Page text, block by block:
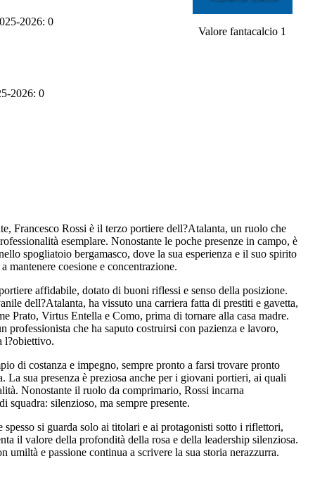
2026: 0
2026: 0
Valore fantacalcio 1
Francesco Rossi è il terzo portiere dell?Atalanta, un ruolo che
esemplare. Nonostante le poche presenze in campo, è
spogliatoio bergamasco, dove la sua esperienza e il suo spirito
mantenere coesione e concentrazione.
affidabile, dotato di buoni riflessi e senso della posizione.
dell?Atalanta, ha vissuto una carriera fatta di prestiti e gavetta,
Prato, Virtus Entella e Como, prima di tornare alla casa madre.
professionista che ha saputo costruirsi con pazienza e lavoro,
l?obiettivo.
di costanza e impegno, sempre pronto a farsi trovare pronto
La sua presenza è preziosa anche per i giovani portieri, ai quali
Nonostante il ruolo da comprimario, Rossi incarna
squadra: silenzioso, ma sempre presente.
si guarda solo ai titolari e ai protagonisti sotto i riflettori,
il valore della profondità della rosa e della leadership silenziosa.
umiltà e passione continua a scrivere la sua storia nerazzurra.